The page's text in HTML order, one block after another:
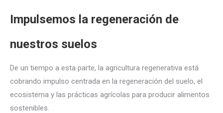
Impulsemos la regeneración de
nuestros suelos
De un tiempo a esta parte, la agricultura regenerativa está
cobrando impulso centrada en la regeneración del suelo, el
ecosistema y las prácticas agrícolas para producir alimentos
sostenibles.